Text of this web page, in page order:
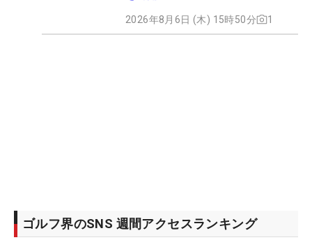
2026年8月6日 (木) 15時50分 1
ゴルフ界のSNS 週間アクセスランキング